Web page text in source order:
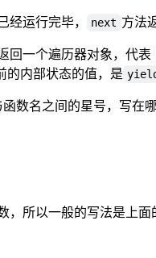
运行完毕，
next 方法
回一个遍历器对象，代
的内部状态的值，是
数名之间的星号，写在
所以一般的写法是上面